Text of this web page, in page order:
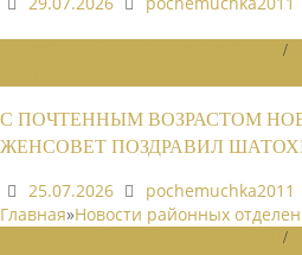
/
С ПОЧТЕННЫМ ВОЗРАСТОМ
ЖЕНСОВЕТ ПОЗДРАВИЛ
25.07.2026
pochemuchka2011
Главная»Новости районных
/